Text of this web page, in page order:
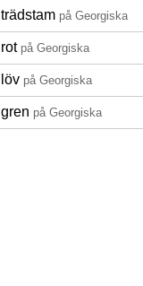
trädstam på Georgiska
rot på Georgiska
löv på Georgiska
gren på Georgiska